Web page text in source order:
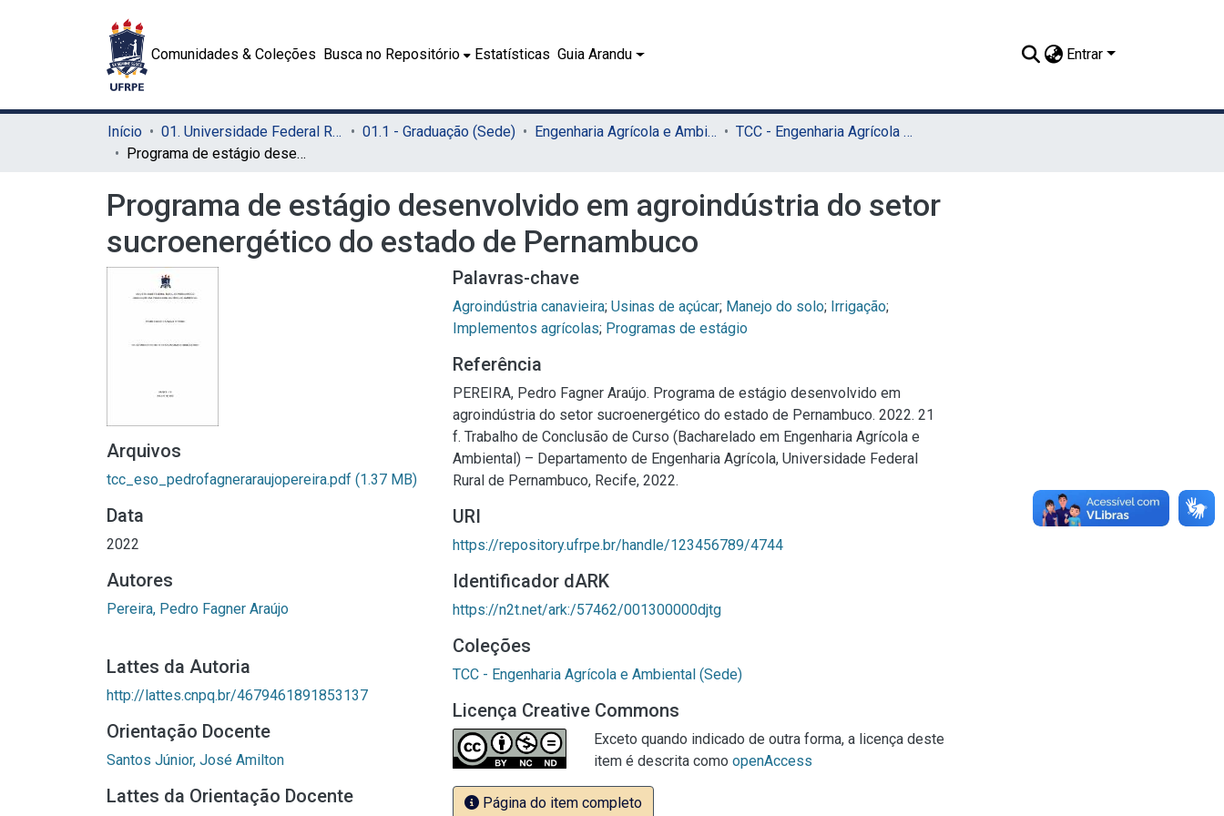
Comunidades & Coleções Busca no Repositório Estatísticas Guia Arandu Entrar
Início 01. Universidade Federal Rural de Pernambuco - UFRPE (Sede) 01.1 - Graduação (Sede) Engenharia Agrícola e Ambiental (Sede)
TCC - Engenharia Agrícola e Ambiental (Sede)
Programa de estágio desenvolvido em agroindústria do setor sucroenergético do estado de Pernambuco
Programa de estágio desenvolvido em agroindústria do setor
sucroenergético do estado de Pernambuco
Arquivos
tcc_eso_pedrofagneraraujopereira.pdf (1.37 MB)
Data
2022
Autores
Pereira, Pedro Fagner Araújo
Lattes da Autoria
http://lattes.cnpq.br/4679461891853137
Orientação Docente
Santos Júnior, José Amilton
Lattes da Orientação Docente
Palavras-chave
Agroindústria canavieira; Usinas de açúcar; Manejo do solo; Irrigação;
Implementos agrícolas; Programas de estágio
Referência
PEREIRA, Pedro Fagner Araújo. Programa de estágio desenvolvido em
agroindústria do setor sucroenergético do estado de Pernambuco. 2022. 21
f. Trabalho de Conclusão de Curso (Bacharelado em Engenharia Agrícola e
Ambiental) – Departamento de Engenharia Agrícola, Universidade Federal
Rural de Pernambuco, Recife, 2022.
URI
https://repository.ufrpe.br/handle/123456789/4744
Identificador dARK
https://n2t.net/ark:/57462/001300000djtg
Coleções
TCC - Engenharia Agrícola e Ambiental (Sede)
Licença Creative Commons
Exceto quando indicado de outra forma, a licença deste
item é descrita como openAccess
Página do item completo